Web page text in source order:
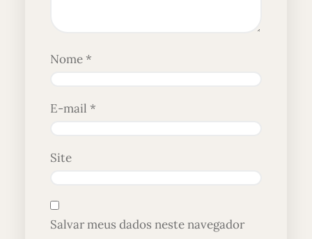
Nome*
E-mail *
Site
Salvar meus dados neste navegador